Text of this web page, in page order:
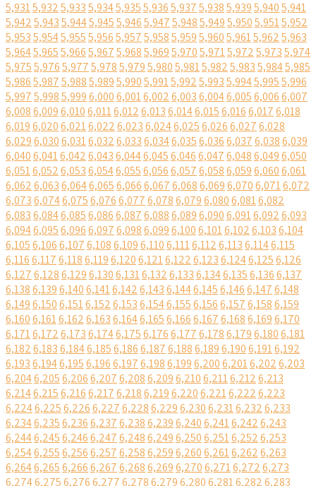
5,9315,9325,9335,9345,9355,9365,9375,9385,9395,9405,941
5,9425,9435,9445,9455,9465,9475,9485,9495,9505,9515,952
5,9535,9545,9555,9565,9575,9585,9595,9605,9615,9625,963
5,9645,9655,9665,9675,9685,9695,9705,9715,9725,9735,974
5,9755,9765,9775,9785,9795,9805,9815,9825,9835,9845,985
5,9865,9875,9885,9895,9905,9915,9925,9935,9945,9955,996
5,9975,9985,9996,0006,0016,0026,0036,0046,0056,0066,007
6,0086,0096,0106,0116,0126,0136,0146,0156,0166,0176,018
6,0196,0206,0216,0226,0236,0246,0256,0266,0276,028
6,0296,0306,0316,0326,0336,0346,0356,0366,0376,0386,039
6,0406,0416,0426,0436,0446,0456,0466,0476,0486,0496,050
6,0516,0526,0536,0546,0556,0566,0576,0586,0596,0606,061
6,0626,0636,0646,0656,0666,0676,0686,0696,0706,0716,072
6,0736,0746,0756,0766,0776,0786,0796,0806,0816,082
6,0836,0846,0856,0866,0876,0886,0896,0906,0916,0926,093
6,0946,0956,0966,0976,0986,0996,1006,1016,1026,1036,104
6,1056,1066,1076,1086,1096,1106,1116,1126,1136,1146,115
6,1166,1176,1186,1196,1206,1216,1226,1236,1246,1256,126
6,1276,1286,1296,1306,1316,1326,1336,1346,1356,1366,137
6,1386,1396,1406,1416,1426,1436,1446,1456,1466,1476,148
6,1496,1506,1516,1526,1536,1546,1556,1566,1576,1586,159
6,1606,1616,1626,1636,1646,1656,1666,1676,1686,1696,170
6,1716,1726,1736,1746,1756,1766,1776,1786,1796,1806,181
6,1826,1836,1846,1856,1866,1876,1886,1896,1906,1916,192
6,1936,1946,1956,1966,1976,1986,1996,2006,2016,2026,203
6,2046,2056,2066,2076,2086,2096,2106,2116,2126,213
6,2146,2156,2166,2176,2186,2196,2206,2216,2226,223
6,2246,2256,2266,2276,2286,2296,2306,2316,2326,233
6,2346,2356,2366,2376,2386,2396,2406,2416,2426,243
6,2446,2456,2466,2476,2486,2496,2506,2516,2526,253
6,2546,2556,2566,2576,2586,2596,2606,2616,2626,263
6,2646,2656,2666,2676,2686,2696,2706,2716,2726,273
6,2746,2756,2766,2776,2786,2796,2806,2816,2826,283